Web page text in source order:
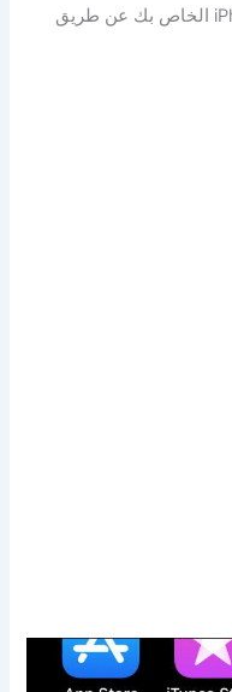
أولاً ، افتح “الإعدادات” على جهاز iPhone الخاص بك عن طريق